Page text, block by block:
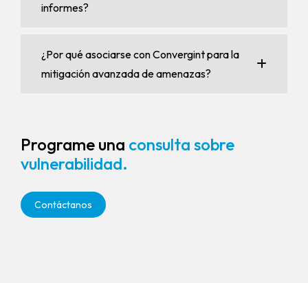
informes?
¿Por qué asociarse con Convergint para la
mitigación avanzada de amenazas?
Programe una consulta sobre
vulnerabilidad.
Contáctanos